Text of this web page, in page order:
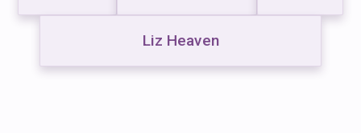
Liz Heaven